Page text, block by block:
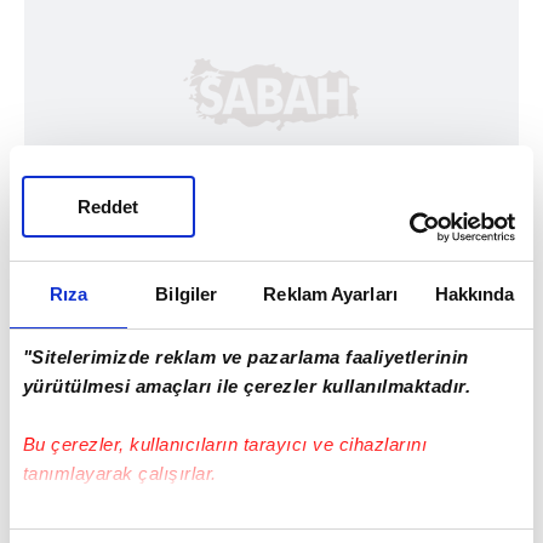
Rıza Bilgiler Reklam Ayarları Hakkında
"Sitelerimizde reklam ve pazarlama faaliyetlerinin
yürütülmesi amaçları ile çerezler kullanılmaktadır.
Bu çerezler, kullanıcıların tarayıcı ve cihazlarını
tanımlayarak çalışırlar.
Bu çerezlere izin vermeniz halinde sizlere özel
Reddet